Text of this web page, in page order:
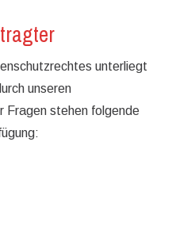
unterliegt
unseren
Fragen stehen folgende